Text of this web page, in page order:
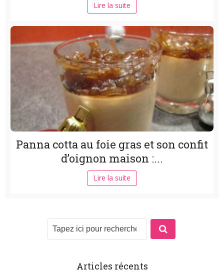
Lire la suite
Panna cotta au foie gras et son confit
d’oignon maison :...
Lire la suite
Articles récents